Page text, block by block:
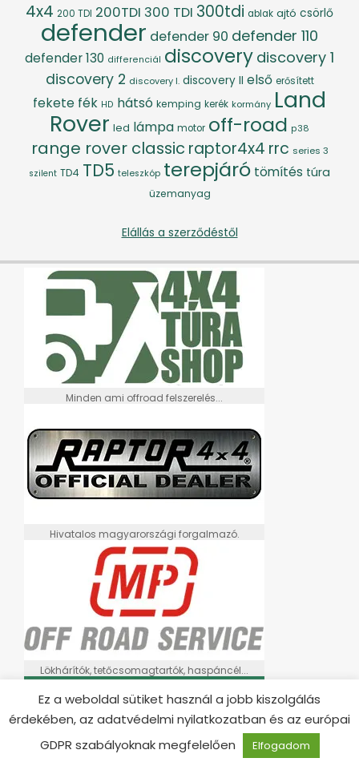
4x4 200 TDI 200TDI 300 TDI 300tdi ablak ajtó csörlő
defender defender 90 defender 110
defender 130 differenciál discovery discovery 1
discovery 2 discovery I. discovery II első erősített
fekete fék HD hátsó kemping kerék kormány Land
Rover led lámpa motor off-road p38
range rover classic raptor4x4 rrc series 3
szilent TD4 TD5 teleszkóp terepjáró tömítés túra
üzemanyag
Elállás a szerződéstől
Minden ami offroad felszerelés...
Hivatalos magyarországi forgalmazó.
Lökhárítók, tetőcsomagtartók, haspáncél...
Ez a weboldal sütiket használ a jobb kiszolgálás
érdekében, az adatvédelmi nyilatkozatban és az európai
GDPR szabályoknak megfelelően
Elfogadom